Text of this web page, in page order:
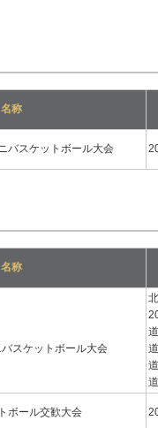
名称
バスケットボール大会
名称
スケットボール大会
ボール交歓大会